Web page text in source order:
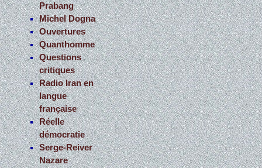
Prabang
Michel Dogna
Ouvertures
Quanthomme
Questions
critiques
Radio Iran en
langue
française
Réelle
démocratie
Serge-Reiver
Nazare